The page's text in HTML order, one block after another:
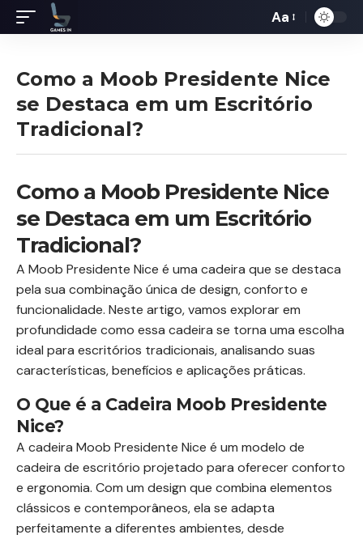
fontes
Aa
Como a Moob Presidente Nice
se Destaca em um Escritório
Tradicional?
Como a Moob Presidente Nice
se Destaca em um Escritório
Tradicional?
A Moob Presidente Nice é uma cadeira que se destaca
pela sua combinação única de design, conforto e
funcionalidade. Neste artigo, vamos explorar em
profundidade como essa cadeira se torna uma escolha
ideal para escritórios tradicionais, analisando suas
características, benefícios e aplicações práticas.
O Que é a Cadeira Moob Presidente
Nice?
A cadeira Moob Presidente Nice é um modelo de
cadeira de escritório projetado para oferecer conforto
e ergonomia. Com um design que combina elementos
clássicos e contemporâneos, ela se adapta
perfeitamente a diferentes ambientes, desde